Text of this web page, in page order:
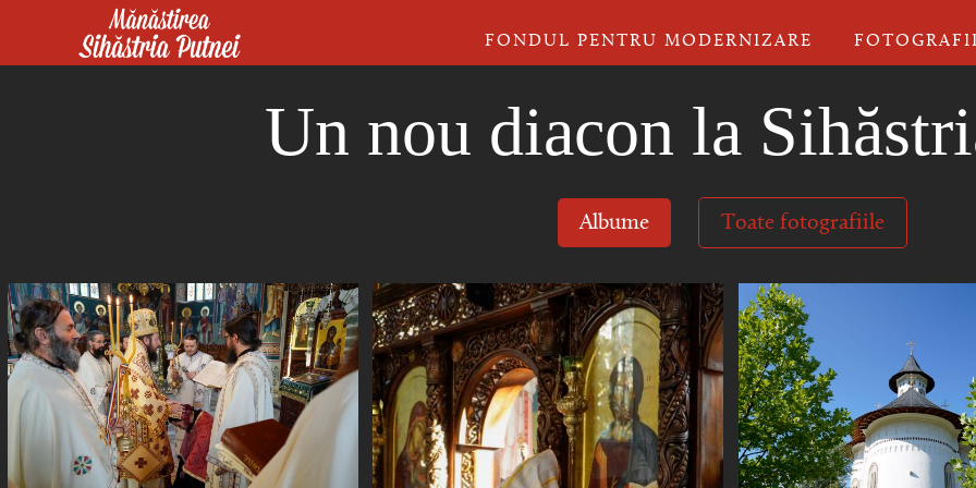
Mergi la conţinutul principal
FONDUL PENTRU MODERNIZARE FOTOGRAFII
Un nou diacon la
Albume Toate fotografiile